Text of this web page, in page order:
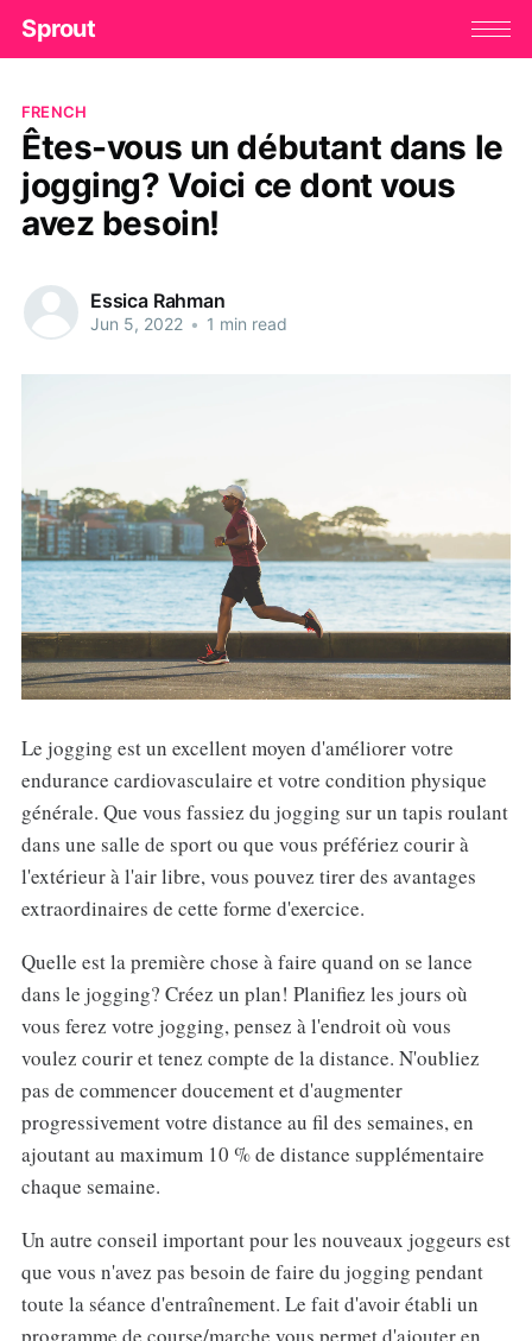
Sprout
FRENCH
Êtes-vous un débutant dans le
jogging? Voici ce dont vous
avez besoin!
Essica Rahman
Jun 5, 2022 • 1 min read
Le jogging est un excellent moyen d'améliorer votre
endurance cardiovasculaire et votre condition physique
générale. Que vous fassiez du jogging sur un tapis roulant
dans une salle de sport ou que vous préfériez courir à
l'extérieur à l'air libre, vous pouvez tirer des avantages
extraordinaires de cette forme d'exercice.
Quelle est la première chose à faire quand on se lance
dans le jogging? Créez un plan! Planifiez les jours où
vous ferez votre jogging, pensez à l'endroit où vous
voulez courir et tenez compte de la distance. N'oubliez
pas de commencer doucement et d'augmenter
progressivement votre distance au fil des semaines, en
ajoutant au maximum 10 % de distance supplémentaire
chaque semaine.
Un autre conseil important pour les nouveaux joggeurs est
que vous n'avez pas besoin de faire du jogging pendant
toute la séance d'entraînement. Le fait d'avoir établi un
programme de course/marche vous permet d'ajouter en